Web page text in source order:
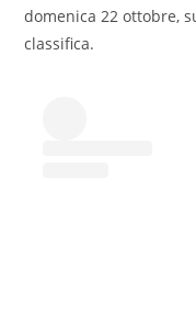
domenica 22 ottobre,
classifica.